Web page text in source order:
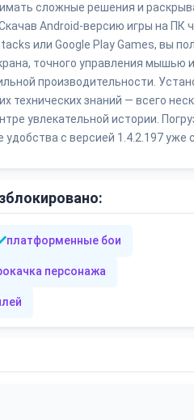
сложные решения и
Android-версию игры на ПК
или Google Play Games, вы
точного управления мышью и
производительности.
технических знаний — всего
увлекательной истории.
с версией 1.4.2.197 уже
платформенные бои
персонажа